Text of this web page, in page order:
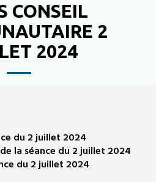
CONSEIL
2
2024
du 2 juillet 2024
la séance du 2 juillet 2024
du 2 juillet 2024